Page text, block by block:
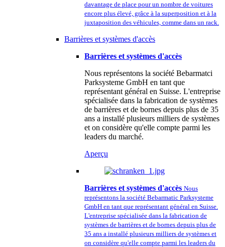
davantage de place pour un nombre de voitures
encore plus élevé, grâce à la superposition et à la
juxtaposition des véhicules, comme dans un rack.
Barrières et systèmes d'accès
Barrières et systèmes d'accès
Nous représentons la société Bebarmatci
Parksysteme GmbH en tant que
représentant général en Suisse. L'entreprise
spécialisée dans la fabrication de systèmes
de barrières et de bornes depuis plus de 35
ans a installé plusieurs milliers de systèmes
et on considère qu'elle compte parmi les
leaders du marché.
Aperçu
Barrières et systèmes d'accès Nous
représentons la société Bebarmatic Parksysteme
GmbH en tant que représentant général en Suisse.
L'entreprise spécialisée dans la fabrication de
systèmes de barrières et de bornes depuis plus de
35 ans a installé plusieurs milliers de systèmes et
on considère qu'elle compte parmi les leaders du